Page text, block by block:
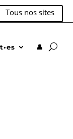
Tous nos sites
👤